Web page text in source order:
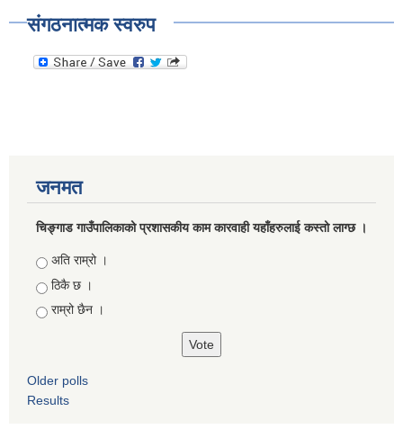
संगठनात्मक स्वरुप
जनमत
चिङ्गाड गाउँपालिकाको प्रशासकीय काम कारवाही यहाँहरुलाई कस्तो लाग्छ ।
Choices
अति राम्रो ।
ठिकै छ ।
राम्रो छैन ।
Older polls
Results